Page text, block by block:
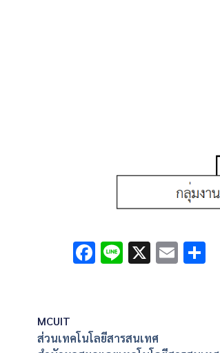
Facebook
Line
X Email
MCUIT
ส่วนเทคโนโลยีสารสนเทศ